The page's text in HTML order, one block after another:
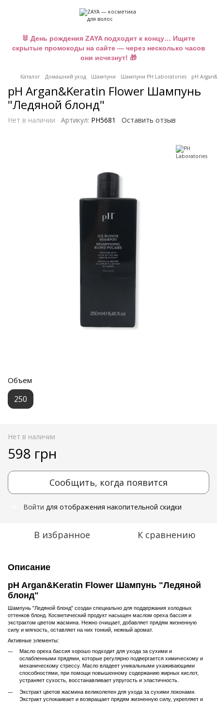
🐰 День рождения ZAYA подходит к концу… Ищите
скрытые промокоды на сайте — через несколько часов
они исчезнут! 🎁
Каталог Домашний уход Шампуни Шампуни PH Laboratories pH
pH Argan&Keratin Flower Шампунь
"Ледяной блонд"
Нет в наличии Артикул: PH5681 Оставить отзыв
Объем
250
Нет в наличии
598 грн
Сообщить, когда появится
Войти для отображения накопительной скидки
В избранное К сравнению
Описание
pH Argan&Keratin Flower Шампунь "Ледяной
блонд"
Шампунь "Ледяной блонд" создан специально для поддержания холодных
оттенков блонд. Косметический продукт насыщен маслом ореха бассия и
экстрактом цветом жасмина. Нежно очищает, добавляет прядям жизненную
силу и мягкость, оставляет на них тонкий, нежный аромат.
Активные элементы:
Масло ореха бассия хорошо подходит для ухода за сухими и
ослабленными прядями, которые регулярно подвергается химическому и
механическому стрессу. Масло владеет уникальными ухаживающими
способностями, при помощи повышенному содержанию жирных кислот,
устраняет сухость, восстанавливает упругость и эластичность.
Экстракт цветов жасмина великолепен для ухода за сухими локонами.
Экстракт успокаивает и возвращает прядям жизненную силу, укрепляет и